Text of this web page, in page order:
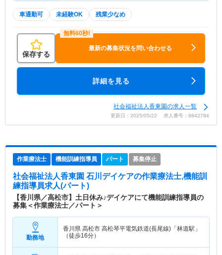
車通勤可 未経験OK 残業少なめ
保存する
最新の募集状況を問い合わせる
詳細を見る
社会福祉法人香東園の求人一覧
更新日：2025/05/22 求人番号：9842784
作業療法士 機能訓練指導員 パート 募集停止
社会福祉法人香東園 石川デイケアの作業療法士,機能訓
練指導員求人(パート)
【香川県／高松市】土日休み♪デイケアにて機能訓練指導員の
募集＜作業療法士／パート＞
勤務地
香川県 高松市 高松琴平電気鉄道(長尾線)「林道駅」
（徒歩16分）